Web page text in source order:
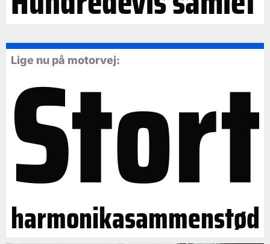
Lige nu på motorvej:
Stort
harmonikasammenstød